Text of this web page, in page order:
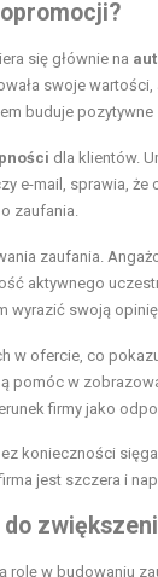
się głównie na
swoje wartości,
buduje pozytywne
dla klientów.
e-mail, sprawia, że
zaufania.
zaufania.
aktywnego
wyrazić swoją
w ofercie, co
pomóc w
firmy jako
konieczności
jest szczera i
w budowaniu